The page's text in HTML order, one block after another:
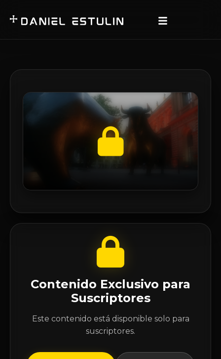
Contenido Exclusivo para
Suscriptores
Este contenido está disponible solo para
suscriptores.